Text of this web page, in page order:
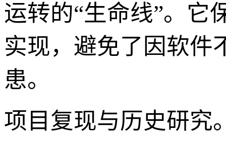
运转的“生命线”。它
实现，避免了因软件
患。
项目复现与历史研究